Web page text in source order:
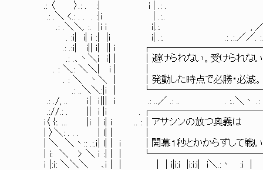
.: 〈 〉.: . :| i | .: . . : ＼
.: .＼ <.: . . . :|i | .:.. .:
.: .＼＼. :. |i i i|.:. , ／ .: ..
. :i| i| ｉ :| |i i| .:. .: .:.／／. :.
.: .:i| i|| i| || i ┌─────────────┐
.: .､丶＼ｉ ｉ| | │避けられない。受けられ
. : ＼.: ＼＼| i | │ │
. : ＼ 丶＼ | │発動した時点で必勝・必
.: ..＼＼:|ｉ |
.: ./, .. ｉ| ｉ||| i .: ..／ .: .. . :..＼丶
.://.: . || i |i .
i〈 {:. ... |ｉ | i| i .. :│アサシンの放つ
| 〉＼: . . . | l| |
| ＼ ＼丶:: .:.ｉ| l| | i │開幕１秒とかからずして戦い
| i: ＼ > ＼ ｉ :| | |
ｉ |:ｉ: ＼＼＼ ､ｉ | | | | i|i:i |i:i:i| i＼